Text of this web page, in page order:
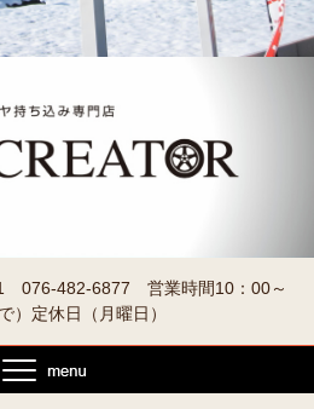
076-482-6877 営業時間10：00～
）定休日（月曜日）